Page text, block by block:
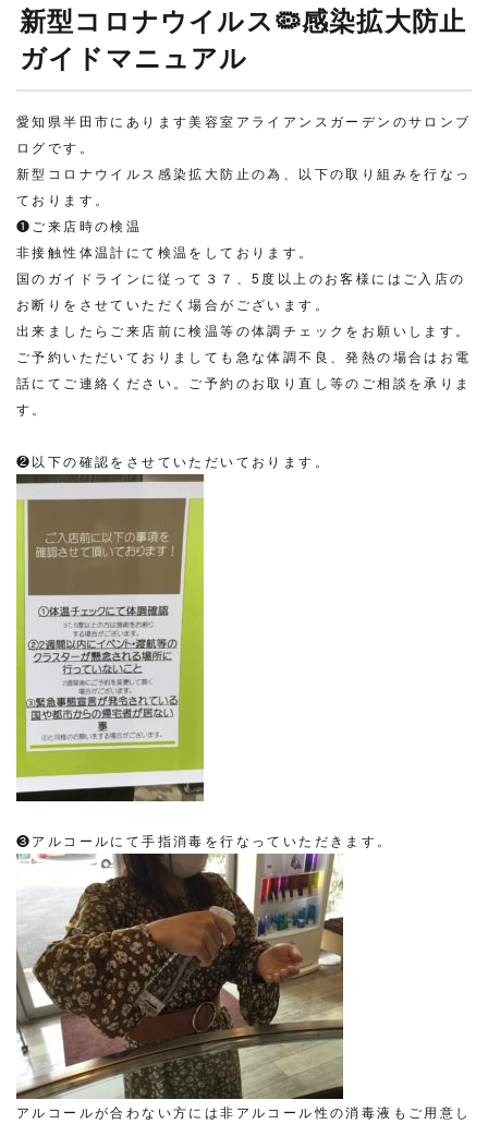
新型コロナウイルス🦠感染拡大防止
ガイドマニュアル
愛知県半田市にあります美容室アライアンスガーデンのサロンブ
ログです。
新型コロナウイルス感染拡大防止の為、以下の取り組みを行なっ
ております。
❶ご来店時の検温
非接触性体温計にて検温をしております。
国のガイドラインに従って３７、5度以上のお客様にはご入店の
お断りをさせていただく場合がございます。
出来ましたらご来店前に検温等の体調チェックをお願いします。
ご予約いただいておりましても急な体調不良、発熱の場合はお電
話にてご連絡ください。ご予約のお取り直し等のご相談を承りま
す。
❷以下の確認をさせていただいております。
❸アルコールにて手指消毒を行なっていただきます。
アルコールが合わない方には非アルコール性の消毒液もご用意し